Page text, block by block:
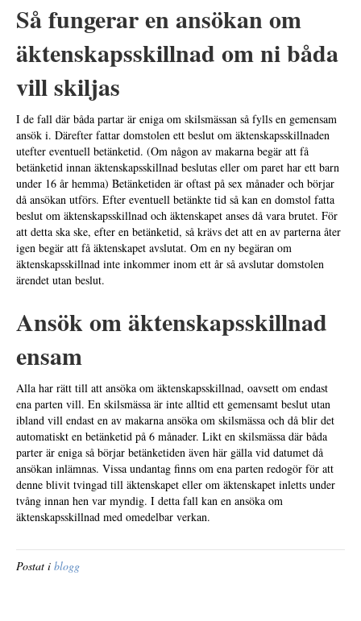
Så fungerar en ansökan om
äktenskapsskillnad om ni båda
vill skiljas
I de fall där båda partar är eniga om skilsmässan så fylls en gemensam
ansök i. Därefter fattar domstolen ett beslut om äktenskapsskillnaden
utefter eventuell betänketid. (Om någon av makarna begär att få
betänketid innan äktenskapsskillnad beslutas eller om paret har ett barn
under 16 år hemma) Betänketiden är oftast på sex månader och börjar
då ansökan utförs. Efter eventuell betänkte tid så kan en domstol fatta
beslut om äktenskapsskillnad och äktenskapet anses då vara brutet. För
att detta ska ske, efter en betänketid, så krävs det att en av parterna åter
igen begär att få äktenskapet avslutat. Om en ny begäran om
äktenskapsskillnad inte inkommer inom ett år så avslutar domstolen
ärendet utan beslut.
Ansök om äktenskapsskillnad
ensam
Alla har rätt till att ansöka om äktenskapsskillnad, oavsett om endast
ena parten vill. En skilsmässa är inte alltid ett gemensamt beslut utan
ibland vill endast en av makarna ansöka om skilsmässa och då blir det
automatiskt en betänketid på 6 månader. Likt en skilsmässa där båda
parter är eniga så börjar betänketiden även här gälla vid datumet då
ansökan inlämnas. Vissa undantag finns om ena parten redogör för att
denne blivit tvingad till äktenskapet eller om äktenskapet inletts under
tvång innan hen var myndig. I detta fall kan en ansöka om
äktenskapsskillnad med omedelbar verkan.
Postat i blogg